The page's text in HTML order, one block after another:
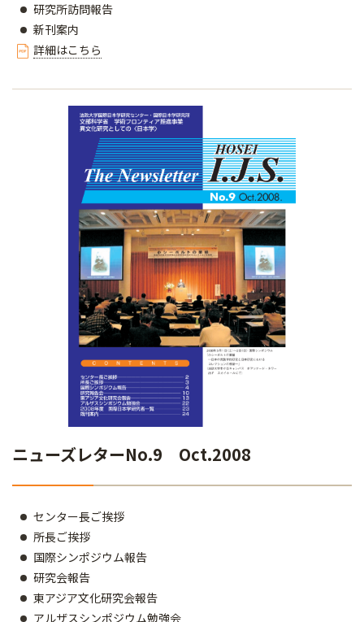
研究所訪問報告
新刊案内
詳細はこちら
ニューズレターNo.9 Oct.2008
センター長ご挨拶
所長ご挨拶
国際シンポジウム報告
研究会報告
東アジア文化研究会報告
アルザスシンポジウム勉強会